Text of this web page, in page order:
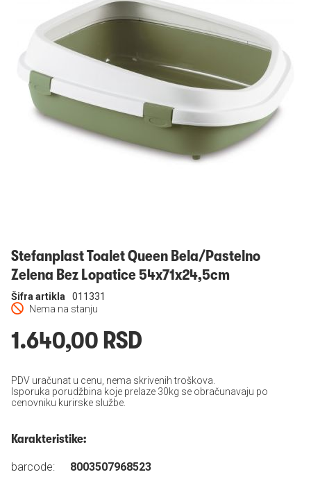
Prijavi se
Stefanplast Toalet Queen Bela/Pastelno
Zelena Bez Lopatice 54x71x24,5cm
Nema na stanju
Šifra artikla 011331
1.640,00 RSD
PDV uračunat u cenu, nema skrivenih troškova.
Isporuka porudžbina koje prelaze 30kg se obračunavaju po
cenovniku kurirske službe.
Karakteristike:
barcode:
8003507968523